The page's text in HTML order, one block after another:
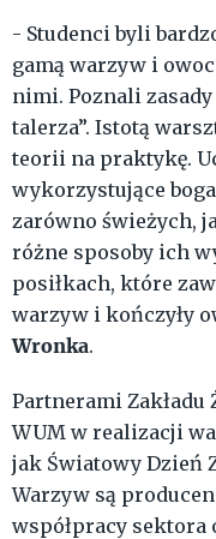
- Studenci byli
gamą warzyw i
nimi. Poznali
talerza”. Istotą
teorii na praktykę.
wykorzystujące
zarówno świeżych,
różne sposoby ich
posiłkach, które
warzyw i kończyły
Wronka.
Partnerami Zakładu
WUM w realizacji
jak Światowy Dzień
Warzyw są
współpracy sektora